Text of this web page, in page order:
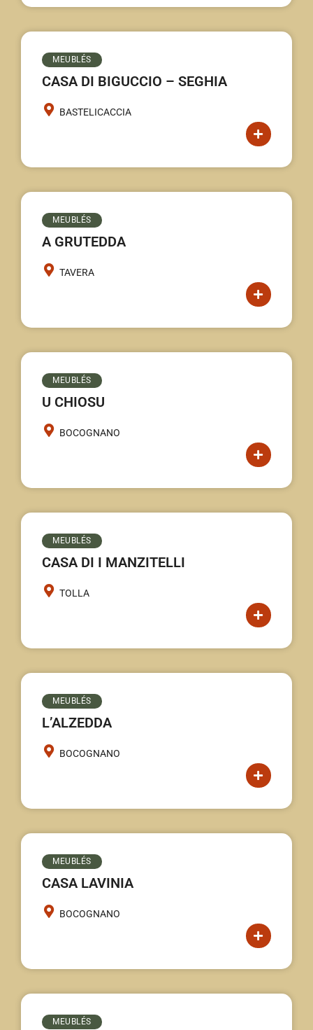
MEUBLÉS
CASA DI BIGUCCIO – SEGHIA
BASTELICACCIA
MEUBLÉS
A GRUTEDDA
TAVERA
MEUBLÉS
U CHIOSU
BOCOGNANO
MEUBLÉS
CASA DI I MANZITELLI
TOLLA
MEUBLÉS
L’ALZEDDA
BOCOGNANO
MEUBLÉS
CASA LAVINIA
BOCOGNANO
MEUBLÉS